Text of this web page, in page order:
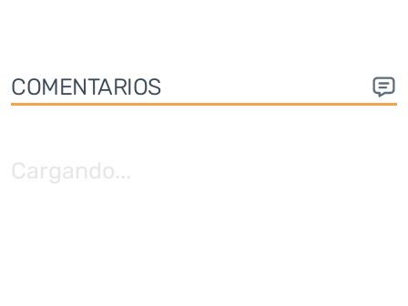
COMENTARIOS
Cargando...